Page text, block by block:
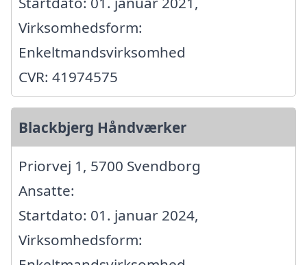
Virksomhedsform:
Enkeltmandsvirksomhed
CVR: 41974575
Blackbjerg Håndværker
Priorvej 1, 5700 Svendborg
Ansatte:
Startdato: 01. januar 2024,
Virksomhedsform: